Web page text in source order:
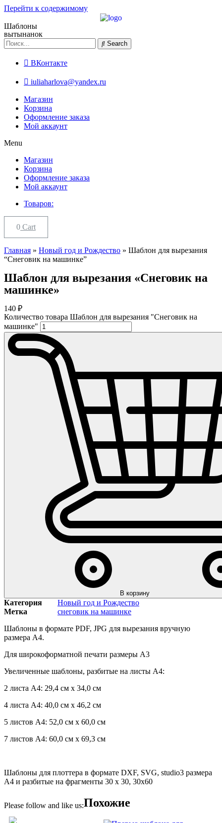
Перейти к содержимому
Шаблоны
вытынанок
Search
ВКонтакте
iuliaharlova@yandex.ru
Магазин
Корзина
Оформление заказа
Мой аккаунт
Menu
Магазин
Корзина
Оформление заказа
Мой аккаунт
Товаров:
0 Cart
Главная » Новый год и Рождество » Шаблон для вырезания
“Снеговик на машинке”
Шаблон для вырезания «Снеговик на
машинке»
140 ₽
Количество товара Шаблон для вырезания "Снеговик на
машинке"
В корзину
Категория
Новый год и Рождество
Метка
снеговик на машинке
Шаблоны в формате PDF, JPG для вырезания вручную
размера А4.
Для широкоформатной печати размеры А3
Увеличенные шаблоны, разбитые на листы А4:
2 листа А4: 29,4 см х 34,0 см
4 листа А4: 40,0 см х 46,2 см
5 листов А4: 52,0 см х 60,0 см
7 листов А4: 60,0 см х 69,3 см
Шаблоны для плоттера в формате DXF, SVG, studio3 размера
А4 и разбитые на фрагменты 30 х 30, 30х60
Please follow and like us:Похожие